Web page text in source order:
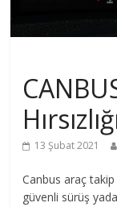
13 Şubat 2021
Canbus araç
güvenli sürüş